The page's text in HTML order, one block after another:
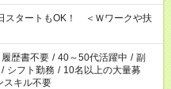
など
スタートもOK！ ＜Ｗワークや扶
履歴書不要 / 40～50代活躍中 / 副
/ シフト勤務 / 10名以上の大量募
スキル不要